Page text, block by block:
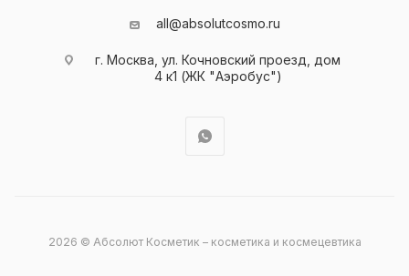
all@absolutcosmo.ru
г. Москва, ул. Кочновский проезд, дом
4 к1 (ЖК "Аэробус")
2026 © Абсолют Косметик – косметика и космецевтика